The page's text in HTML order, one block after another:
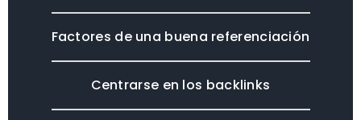
Factores de una buena referenciación
Centrarse en los backlinks